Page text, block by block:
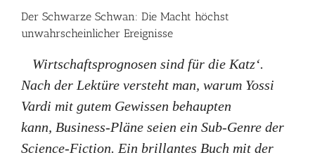
Der Schwarze Schwan: Die Macht höchst
unwahrscheinlicher Ereignisse
Wirtschaftsprognosen sind für die Katz‘.
Nach der Lektüre versteht man, warum Yossi
Vardi mit gutem Gewissen behaupten
kann, Business-Pläne seien ein Sub-Genre der
Science-Fiction. Ein brillantes Buch mit der